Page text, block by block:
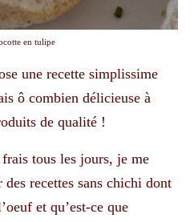
en tulipe
une recette simplissime
ô combien délicieuse à
de qualité !
tous les jours, je me
recettes sans chichi dont
et qu’est-ce que